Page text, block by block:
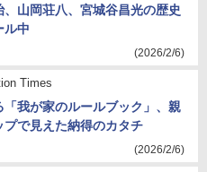
、山岡荘八、宮城谷昌光の歴史
ル中
(2026/2/6)
Times
我が家のルールブック」、親
プで見えた納得のカタチ
(2026/2/6)